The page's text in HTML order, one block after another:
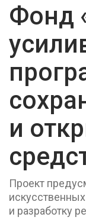
Фонд
и
Проект
и разработку